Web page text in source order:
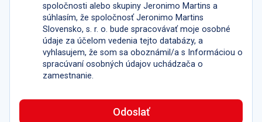
spoločnosti alebo skupiny Jeronimo Martins a
súhlasím, že spoločnosť Jeronimo Martins
Slovensko, s. r. o. bude spracovávať moje osobné
údaje za účelom vedenia tejto databázy, a
vyhlasujem, že som sa oboznámil/a s Informáciou o
spracúvaní osobných údajov uchádzača o
zamestnanie.
Odoslať